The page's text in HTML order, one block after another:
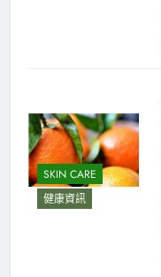
SKIN CARE
健康資訊